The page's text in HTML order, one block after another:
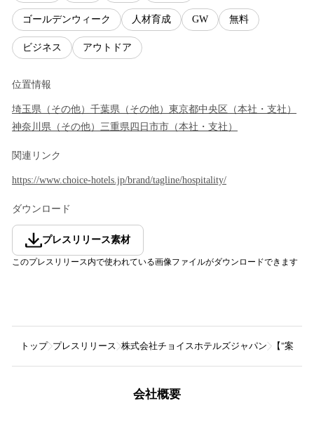
ゴールデンウィーク 人材育成 GW 無料
ビジネス アウトドア
位置情報
埼玉県 （ その他） 千葉県 （ その他） 東京都中央区 （本社・支社 ）
神奈川県 （ その他） 三重県 四日市市 （本社・支社 ）
関連リンク
https://www.choice-hotels.jp/brand/tagline/hospitality/
ダウンロード
プレスリリース素材
このプレスリリース内で使われている画像ファイルがダウンロードできます
トップ プレスリリース 株式会社チョイスホテルズジャパン 【"案内
会社概要